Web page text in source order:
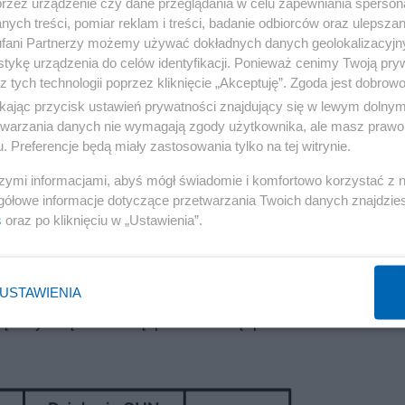
UPA skutkowała przede wszystkim przemocą
Żydach na terenach zajętych przez Niemców po
konferencją w Wannsee z 20 stycznia 1942 roku,
‘ostatecznego rozwiązania’.
Reklama
z antypolską przemocą OUN-UPA. Służy
wroga, degradacji jego statusu,
oraz fizycznej likwidacji. Różnice między
czystką etniczną prowadzoną przez OUN-UPA
treści, pomiar reklam i treści, badanie odbiorców oraz
Partnerzy możemy używać dokładnych danych
urządzenia do celów identyfikacji. Ponieważ cenimy Twoją
tych technologii poprzez kliknięcie „Akceptuję”. Zgoda jest
przycisk ustawień prywatności znajdujący się w lewym
danych nie wymagają zgody użytkownika, ale masz
Preferencje będą miały zastosowania tylko na tej witrynie.
informacjami, abyś mógł świadomie i komfortowo korzystać z
informacje dotyczące przetwarzania Twoich danych
oraz po kliknięciu w „Ustawienia”.
USTAWIENIA